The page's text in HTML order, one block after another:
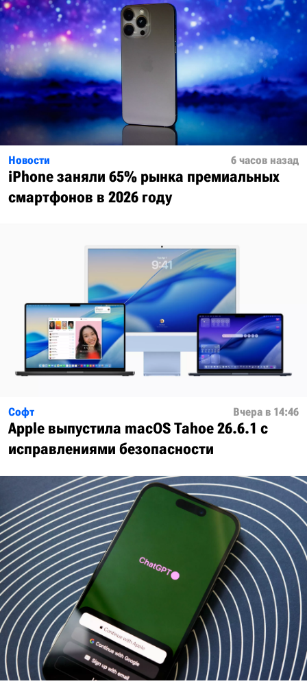
Новости 6 часов назад
iPhone заняли 65% рынка премиальных
смартфонов в 2026 году
Софт Вчера в 14:46
Apple выпустила macOS Tahoe 26.6.1 с
исправлениями безопасности